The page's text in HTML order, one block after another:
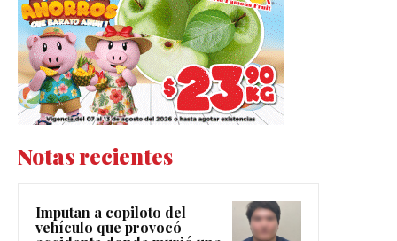
Notas recientes
Imputan a copiloto del
vehículo que provocó